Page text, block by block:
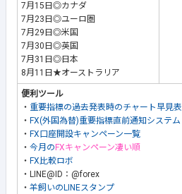
7月15日◎カナダ
7月23日◎ユーロ圏
7月29日◎米国
7月30日◎英国
7月31日◎日本
8月11日★オーストラリア
便利ツール
・ 重要指標の過去発表時のチャート早見表
・ FX(外国為替)重要指標直前通知システム
・ FX口座開設キャンペーン一覧
・ 今月の FXキャンペーン凄い順
・ FX比較ロボ
・LINE@ID：@forex
・ 羊飼いのLINEスタンプ